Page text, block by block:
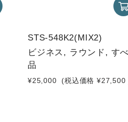
STS-548K2(MIX2)
ビジネス, ラウンド, す
品
¥25,000 (税込価格 ¥27,500